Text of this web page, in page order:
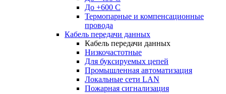
До +600 С
Термопарные и компенсационные
провода
Кабель передачи данных
Кабель передачи данных
Низкочастотные
Для буксируемых цепей
Промышленная автоматизация
Локальные сети LAN
Пожарная сигнализация